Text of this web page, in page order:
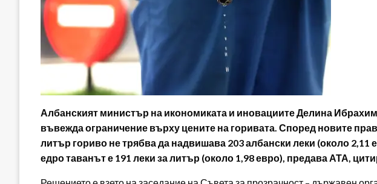
Албанският министър на икономиката и иновациите Делина
въвежда ограничение върху цените на горивата. Според новите
литър гориво не трябва да надвишава 203 албански леки (около 2,11
едро таванът е 191 леки за литър (около 1,98 евро), предава АТА,